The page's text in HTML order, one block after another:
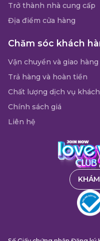
Trở thành nhà cung cấp
Địa điểm cửa hàng
Chăm sóc khách
Vận chuyển và giao hàng
Trả hàng và hoàn tiền
Chất lượng dịch vụ
Chính sách giá
Liên hệ